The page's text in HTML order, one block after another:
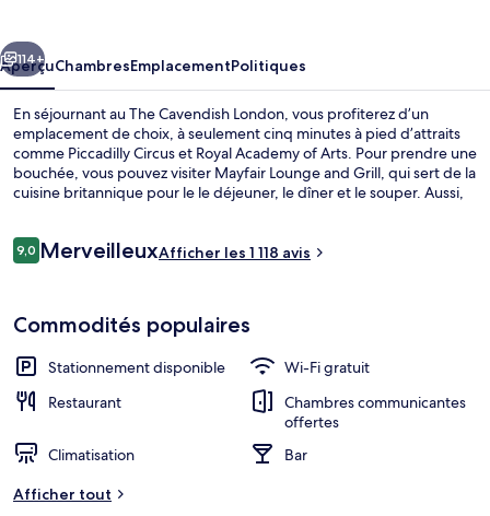
Suivant
114+
AperçuChambresEmplacementPolitiques
En séjournant au The Cavendish London, vous profiterez d’un
emplacement de choix, à seulement cinq minutes à pied d’attraits
comme Piccadilly Circus et Royal Academy of Arts. Pour prendre une
bouchée, vous pouvez visiter Mayfair Lounge and Grill, qui sert de la
cuisine britannique pour le le déjeuner, le dîner et le souper. Aussi,
l’emplacement central pour les sites touristiques, mais aussi pour la
Avis
9,09,0 sur 10 –
MerveilleuxAfficher les 1 118 avis
Commodités populaires
Stationnement disponible
Wi-Fi gratuit
Restaurant
Chambres communicantes
offertes
Climatisation
Bar
Afficher tout